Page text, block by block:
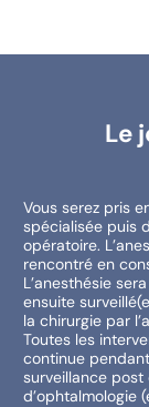
Le
Vous serez pris
spécialisée puis
opératoire.
rencontré en
L’anesthésie
ensuite
la chirurgie par
Toutes les
continue
surveillance post
d’ophtalmologie